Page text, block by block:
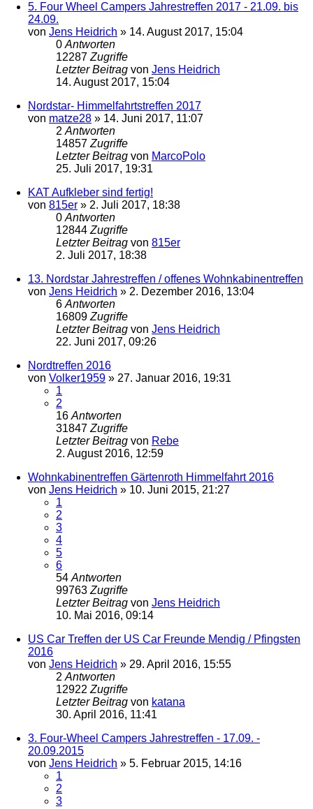
5. Four Wheel Campers Jahrestreffen 2017 - 21.09. bis
24.09.
von Jens Heidrich » 14. August 2017, 15:04
0 Antworten
12287 Zugriffe
Letzter Beitrag von Jens Heidrich
14. August 2017, 15:04
Nordstar- Himmelfahrtstreffen 2017
von matze28 » 14. Juni 2017, 11:07
2 Antworten
14857 Zugriffe
Letzter Beitrag von MarcoPolo
25. Juli 2017, 19:31
KAT Aufkleber sind fertig!
von 815er » 2. Juli 2017, 18:38
0 Antworten
12844 Zugriffe
Letzter Beitrag von 815er
2. Juli 2017, 18:38
13. Nordstar Jahrestreffen / offenes Wohnkabinentreffen
von Jens Heidrich » 2. Dezember 2016, 13:04
6 Antworten
16809 Zugriffe
Letzter Beitrag von Jens Heidrich
22. Juni 2017, 09:26
Nordtreffen 2016
von Volker1959 » 27. Januar 2016, 19:31
1
2
16 Antworten
31847 Zugriffe
Letzter Beitrag von Rebe
2. August 2016, 12:59
Wohnkabinentreffen Gärtenroth Himmelfahrt 2016
von Jens Heidrich » 10. Juni 2015, 21:27
1
2
3
4
5
6
54 Antworten
99763 Zugriffe
Letzter Beitrag von Jens Heidrich
10. Mai 2016, 09:14
US Car Treffen der US Car Freunde Mendig / Pfingsten
2016
von Jens Heidrich » 29. April 2016, 15:55
2 Antworten
12922 Zugriffe
Letzter Beitrag von katana
30. April 2016, 11:41
3. Four-Wheel Campers Jahrestreffen - 17.09. -
20.09.2015
von Jens Heidrich » 5. Februar 2015, 14:16
1
2
3